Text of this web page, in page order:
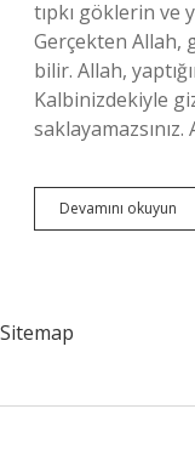
tıpkı göklerin ve
Gerçekten Allah,
bilir. Allah,
Kalbinizdekiyle
Devamını okuyun
Sitemap